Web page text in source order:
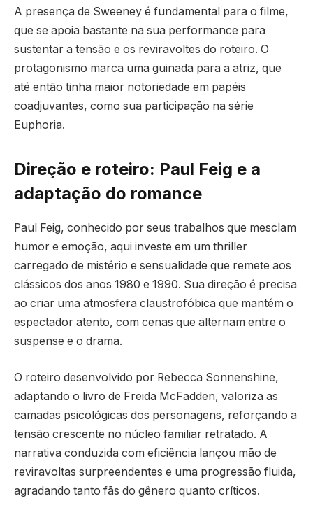
A presença de Sweeney é fundamental para o filme,
que se apoia bastante na sua performance para
sustentar a tensão e os reviravoltes do roteiro. O
protagonismo marca uma guinada para a atriz, que
até então tinha maior notoriedade em papéis
coadjuvantes, como sua participação na série
Euphoria.
Direção e roteiro: Paul Feig e a
adaptação do romance
Paul Feig, conhecido por seus trabalhos que mesclam
humor e emoção, aqui investe em um thriller
carregado de mistério e sensualidade que remete aos
clássicos dos anos 1980 e 1990. Sua direção é precisa
ao criar uma atmosfera claustrofóbica que mantém o
espectador atento, com cenas que alternam entre o
suspense e o drama.
O roteiro desenvolvido por Rebecca Sonnenshine,
adaptando o livro de Freida McFadden, valoriza as
camadas psicológicas dos personagens, reforçando a
tensão crescente no núcleo familiar retratado. A
narrativa conduzida com eficiência lançou mão de
reviravoltas surpreendentes e uma progressão fluida,
agradando tanto fãs do gênero quanto críticos.